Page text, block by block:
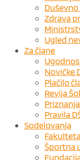
Zdrava
Ugled
Za člane
Novičke
Plačilo
Revija
Pravila
Sodelovanja
Športna